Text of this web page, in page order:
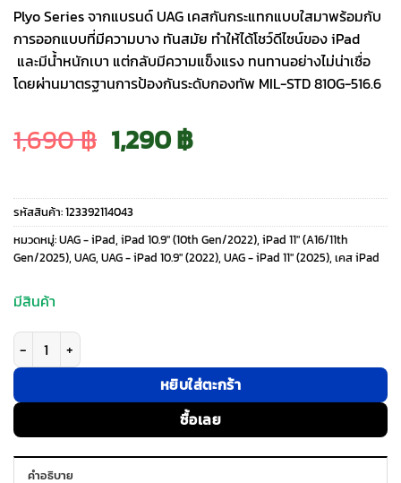
Plyo Series จากแบรนด์ UAG เคสกันกระแทกแบบใสมาพร้อมกับ
การออกแบบที่มีความบาง ทันสมัย ทำให้ได้โชว์ดีไซน์ของ iPad
และมีน้ำหนักเบา แต่กลับมีความแข็งแรง ทนทานอย่างไม่น่าเชื่อ
โดยผ่านมาตรฐานการป้องกันระดับกองทัพ MIL-STD 810G-516.6
1,690฿ Original
price
was:
1,290฿Current
price
is:
รหัสสินค้า:123392114043
หมวดหมู่:UAG - iPad, iPad 10.9″ (10th Gen/2022), iPad 11″ (A16/11th
Gen/2025), UAG, UAG - iPad 10.9" (2022), UAG - iPad 11" (2025), เคส iPad
มีสินค้า
จำนวน UAG รุ่น Plyo - เคส iPad 11" (A16/2025), iPad 10.9" (10th/2022)
หยิบใส่ตะกร้า
ซื้อเลย
คำอธิบาย